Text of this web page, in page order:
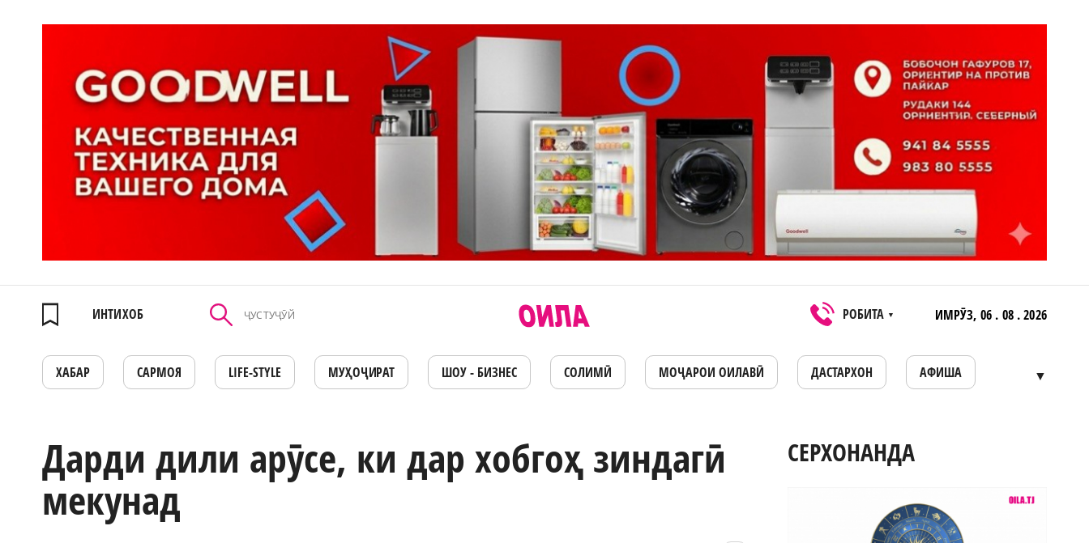
ИНТИХОБ РОБИТА ▼ ИМРӮЗ, 06 . 08 . 2026
ХАБАР САРМОЯ LIFE-STYLE МУҲОҶИРАТ ШОУ - БИЗНЕС СОЛИМӢ МОҶАРОИ ОИЛАВӢ ДАСТАРХОН АФИША ▼
Дарди дили арӯсе, ки дар хобгоҳ зиндагӣ
мекунад
СЕРХОНАНДА